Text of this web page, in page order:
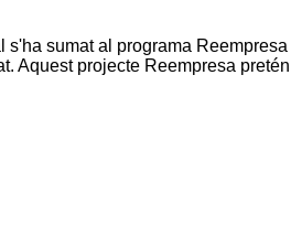
sumat al programa
Aquest projecte Reempresa